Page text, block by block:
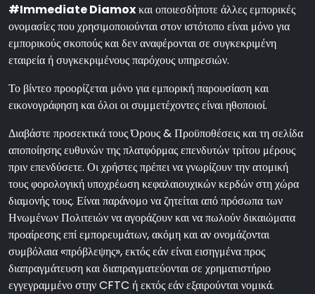
#Immediate Diamoxκαι οποιεσδήποτε άλλες εμπορικές
ονομασίες που χρησιμοποιούνται στον ιστότοπο είναι μόνο για
εμπορικούς σκοπούς και δεν αναφέρονται σε συγκεκριμένη
εταιρεία ή συγκεκριμένους παρόχους υπηρεσιών.
Το βίντεο προορίζεται μόνο για εμπορική παρουσίαση και
εικονογράφηση και όλοι οι συμμετέχοντες είναι ηθοποιοί.
Διαβάστε προσεκτικά τους Όρους & Προϋποθέσεις και τη σελίδα
αποποίησης ευθυνών της πλατφόρμας επενδυτών τρίτου μέρους
πριν επενδύσετε. Οι χρήστες πρέπει να γνωρίζουν την ατομική
τους φορολογική υποχρέωση κεφαλαιουχικών κερδών στη χώρα
διαμονής τους. Είναι παράνομο να ζητείται από πρόσωπα των
Ηνωμένων Πολιτειών να αγοράζουν και να πωλούν δικαιώματα
προαίρεσης επί εμπορευμάτων, ακόμη και αν ονομάζονται
συμβόλαια «πρόβλεψης», εκτός εάν είναι εισηγμένα προς
διαπραγμάτευση και διαπραγματεύονται σε χρηματιστήριο
εγγεγραμμένο στην CFTC ή εκτός εάν εξαιρούνται νομικά.